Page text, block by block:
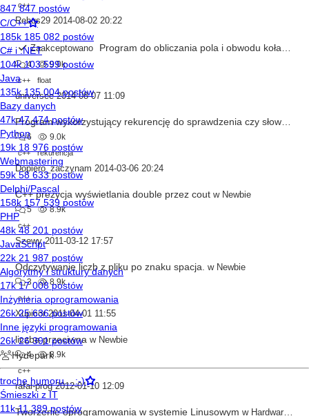
c++
Rebus29 2014-08-02 20:22
Zaakceptowano Program do obliczania pola i obwodu koła nie kompiluje się poprawnie
4
9.0k
c++
float
universee 2014-08-07 11:09
6
9.0k
c++
rekurencja
Dopiero_zaczynam 2014-03-06 20:24
C++ prezycja wyświetlania double przez cout w Newbie
5
8.9k
c++
Szewy 2011-03-12 17:57
Odczytywanie liczb z pliku po znaku spacja. w Newbie
3
8.9k
c++
Xupicor 2011-04-01 11:55
liczba przeciwna w Newbie
4
8.9k
c++
rafal-prog 2012-01-10 12:09
Tworzenie oprogramowania w systemie Linusowym w Hardware/Software